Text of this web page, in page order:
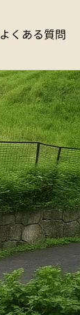
よくある質問